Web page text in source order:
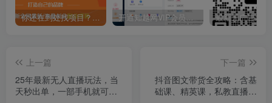
你还在到处找项目？还在当韭菜？我靠卖项目一个月收入5万+，曾经我也是个失败者。 开通知越网VIP会员，尊享全站资源免费下载，享70%的推广提成！！【限时五折优惠】
上一篇
25年最新无人直播玩法，当
天秒出单，一部手机就可操
下一篇
抖音图文带货全攻略：含基
础课、精英课，私教直播，